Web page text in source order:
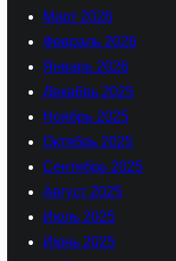
Март 2026
Февраль 2026
Январь 2026
Декабрь 2025
Ноябрь 2025
Октябрь 2025
Сентябрь 2025
Август 2025
Июль 2025
Июнь 2025